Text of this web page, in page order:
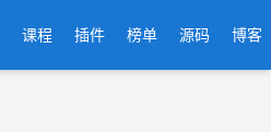
课程 插件 榜单 源码 博客